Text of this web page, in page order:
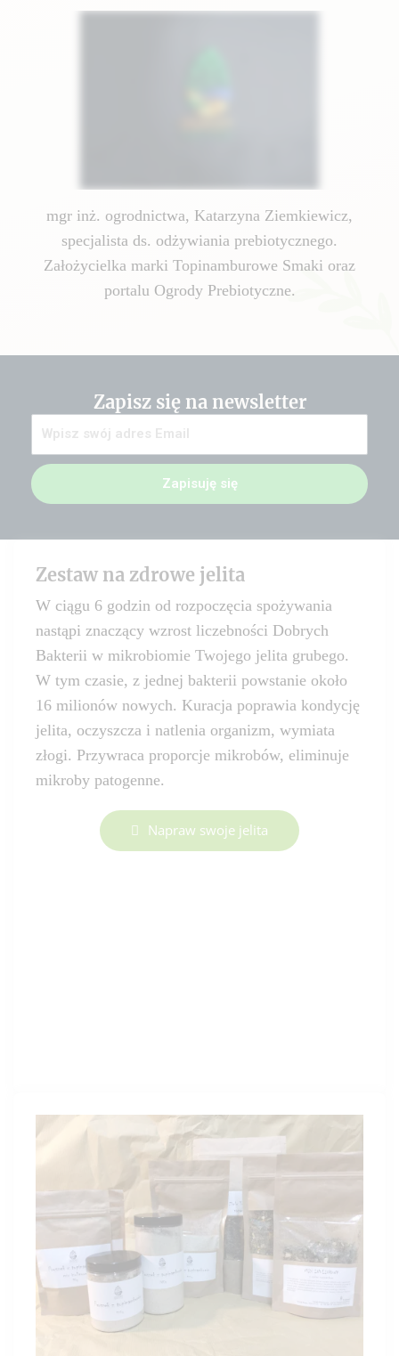
mgr inż. ogrodnictwa, Katarzyna Ziemkiewicz,
specjalista ds. odżywiania prebiotycznego.
Założycielka marki Topinamburowe Smaki oraz
portalu Ogrody Prebiotyczne.
Zapisz się na newsletter
Zapisuję się
Zestaw na zdrowe jelita
W ciągu 6 godzin od rozpoczęcia spożywania
nastąpi znaczący wzrost liczebności Dobrych
Bakterii w mikrobiomie Twojego jelita grubego.
W tym czasie, z jednej bakterii powstanie około
16 milionów nowych. Kuracja poprawia kondycję
jelita, oczyszcza i natlenia organizm, wymiata
złogi. Przywraca proporcje mikrobów, eliminuje
mikroby patogenne.
Napraw swoje jelita